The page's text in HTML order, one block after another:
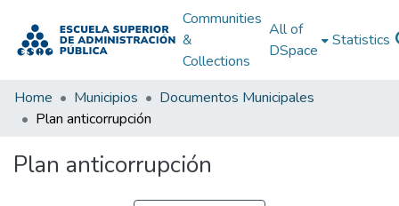
Communities
&
Collections
All of
DSpace
Statistics
Home Municipios
Documentos Municipales
Plan anticorrupción
Plan anticorrupción